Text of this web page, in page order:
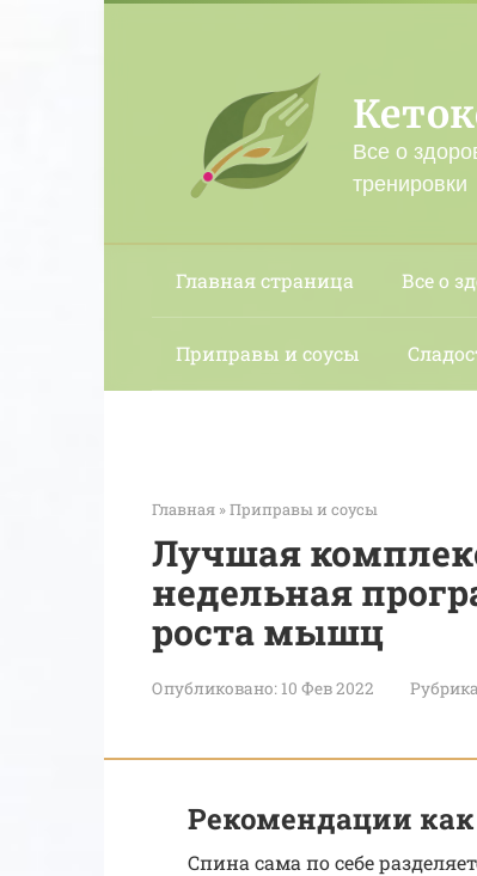
Все о
тренировки
Главная страница Все о
Приправы и соусы
Главная »Приправы и соусы
Лучшая
недельная
роста мышц
Опубликовано: 10 Фев 2022
Рекомендации
Спина сама по себе